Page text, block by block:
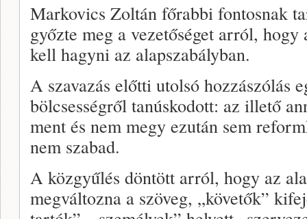
Markovics Zoltán főrabbi fontosnak
győzte meg a vezetőséget arról,
kell hagyni az alapszabályban.
A szavazás előtti utolsó hozzászólás
bölcsességről tanúskodott: az illető
ment és nem megy ezután sem
nem szabad.
A közgyűlés döntött arról, hogy az
megváltozna a szöveg, „követők”